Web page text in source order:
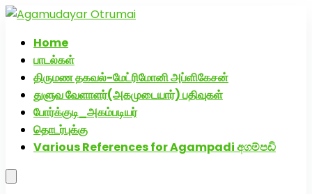
Home
பாடல்கள்
திருமண தகவல்-மேட்ரிமோனி அப்ளிகேசன்
துளுவ வேளாளர்(அகமுடையார்) பதிவுகள்
போர்க்குடி_அகம்படியர்
தொடர்புக்கு
Various References for Agampadi අගම්පඩි
அகமுடையார் திருமண வரன்களுக்கு அகமுடையார்மேட்ரி-